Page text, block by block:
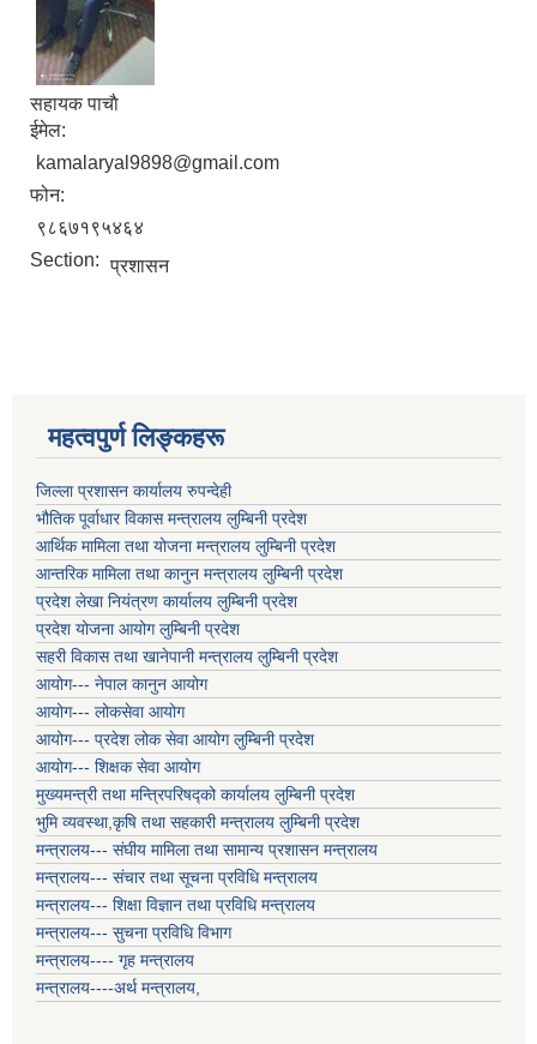
सहायक पाचाै
ईमेल:
kamalaryal9898@gmail.com
फोन:
९८६७१९५४६४
Section: प्रशासन
महत्वपुर्ण लिङ्कहरू
जिल्ला प्रशासन कार्यालय रुपन्देही
भौतिक पूर्वाधार विकास मन्त्रालय लुम्बिनी प्रदेश
आर्थिक मामिला तथा योजना मन्त्रालय लुम्बिनी प्रदेश
आन्तरिक मामिला तथा कानुन मन्त्रालय लुम्बिनी प्रदेश
प्रदेश लेखा नियंत्रण कार्यालय लुम्बिनी प्रदेश
प्रदेश योजना आयोग लुम्बिनी प्रदेश
सहरी विकास तथा खानेपानी मन्त्रालय लुम्बिनी प्रदेश
आयोग--- नेपाल कानुन आयोग
आयोग--- लोकसेवा आयोग
आयोग--- प्रदेश लोक सेवा आयोग लुम्बिनी प्रदेश
आयोग--- शिक्षक सेवा आयोग
मुख्यमन्त्री तथा मन्त्रिपरिषद्को कार्यालय लुम्बिनी प्रदेश
भुमि व्यवस्था,कृषि तथा सहकारी मन्त्रालय लुम्बिनी प्रदेश
मन्त्रालय--- संघीय मामिला तथा सामान्य प्रशासन मन्त्रालय
मन्त्रालय--- संचार तथा सूचना प्रविधि मन्त्रालय
मन्त्रालय--- शिक्षा विज्ञान तथा प्रविधि मन्त्रालय
मन्त्रालय--- सुचना प्रविधि विभाग
मन्त्रालय---- गृह मन्त्रालय
मन्त्रालय----अर्थ मन्त्रालय,